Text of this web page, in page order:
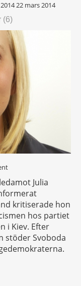
22 mars 2014
(6)
Julia
kritiserade hon
hos partiet
i Kiev. Efter
stöder Svoboda